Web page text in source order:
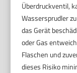
Überdruckventil,
Wassersprudler
das Gerät
oder Gas
Flaschen und
dieses Risiko